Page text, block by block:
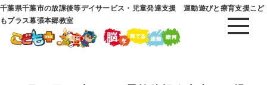
千葉県千葉市の放課後等デイサービス・児童発達支援 運動遊びと療育支援こど
もプラス幕張本郷教室